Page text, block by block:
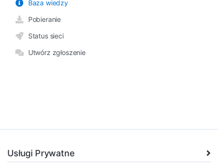
Baza wiedzy
Pobieranie
Status sieci
Utwórz zgłoszenie
Usługi Prywatne